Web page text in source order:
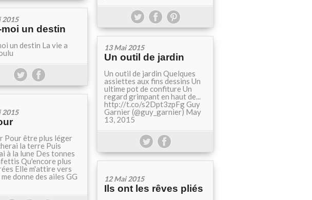
2015
moi un destin
un destin La vie a
13 Mai 2015
Un outil de jardin
Un outil de jardin Quelques
assiettes aux fins dessins Un
ultime pot de confiture Un
regard grimpant en haut de...
http://t.co/s2Dpt3zpFg Guy
Garnier (@guy_garnier) May
13, 2015
2015
Pour être plus léger
la terre Puis
à la lune Des tonnes
Qu'encore plus
Elle m'attire vers
donne des ailes GG
12 Mai 2015
Ils ont les rêves pliés